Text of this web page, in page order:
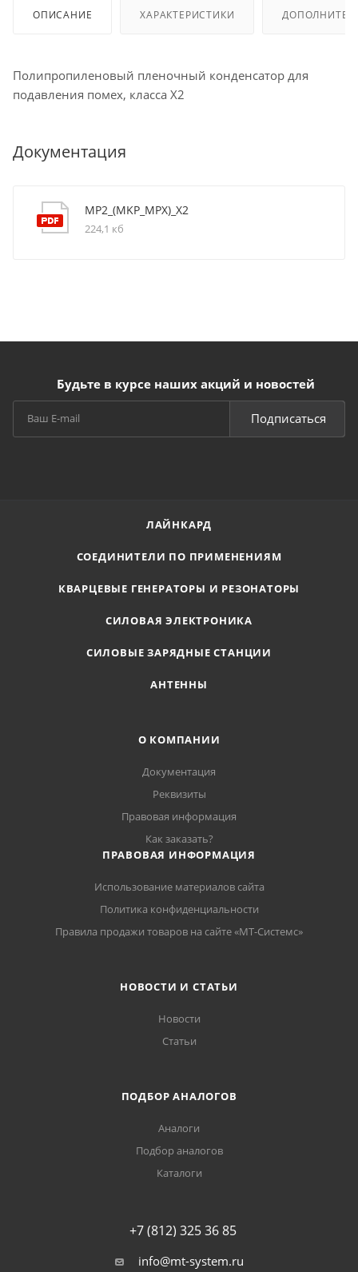
ОПИСАНИЕ ХАРАКТЕРИСТИКИ
Полипропиленовый пленочный конденсатор для
подавления помех, класса X2
Документация
MP2_(MKP_MPX)_X2
224,1 кб
Будьте в курсе наших акций и новостей
Подписаться
ЛАЙНКАРД
СОЕДИНИТЕЛИ ПО ПРИМЕНЕНИЯМ
КВАРЦЕВЫЕ ГЕНЕРАТОРЫ И РЕЗОНАТОРЫ
СИЛОВАЯ ЭЛЕКТРОНИКА
СИЛОВЫЕ ЗАРЯДНЫЕ СТАНЦИИ
АНТЕННЫ
О КОМПАНИИ
Документация
Реквизиты
Правовая информация
Как заказать?
ПРАВОВАЯ ИНФОРМАЦИЯ
Использование материалов сайта
Политика конфиденциальности
Правила продажи товаров на сайте «МТ-Системс»
НОВОСТИ И СТАТЬИ
Новости
Статьи
ПОДБОР АНАЛОГОВ
Аналоги
Подбор аналогов
Каталоги
+7 (812) 325 36 85
info@mt-system.ru